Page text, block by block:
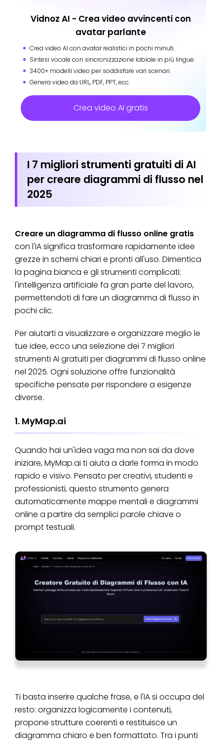
Vidnoz AI - Crea video avvincenti con
avatar parlante
Crea video AI con avatar realistici in pochi minuti.
Sintesi vocale con sincronizzazione labiale in più lingue.
3400+ modelli video per soddisfare vari scenari.
Genera video da URL, PDF, PPT, ecc.
Crea video AI gratis
I 7 migliori strumenti gratuiti di AI
per creare diagrammi di flusso nel
2025
Creare un diagramma di flusso online gratis
con l'IA significa trasformare rapidamente idee
grezze in schemi chiari e pronti all'uso. Dimentica
la pagina bianca e gli strumenti complicati:
l'intelligenza artificiale fa gran parte del lavoro,
permettendoti di fare un diagramma di flusso in
pochi clic.
Per aiutarti a visualizzare e organizzare meglio le
tue idee, ecco una selezione dei 7 migliori
strumenti AI gratuiti per diagrammi di flusso online
nel 2025. Ogni soluzione offre funzionalità
specifiche pensate per rispondere a esigenze
diverse.
1. MyMap.ai
Quando hai un'idea vaga ma non sai da dove
iniziare, MyMap.ai ti aiuta a darle forma in modo
rapido e visivo. Pensato per creativi, studenti e
professionisti, questo strumento genera
automaticamente mappe mentali e diagrammi
online a partire da semplici parole chiave o
prompt testuali.
Ti basta inserire qualche frase, e l'IA si occupa del
resto: organizza logicamente i contenuti,
propone strutture coerenti e restituisce un
diagramma chiaro e ben formattato. Tra i punti